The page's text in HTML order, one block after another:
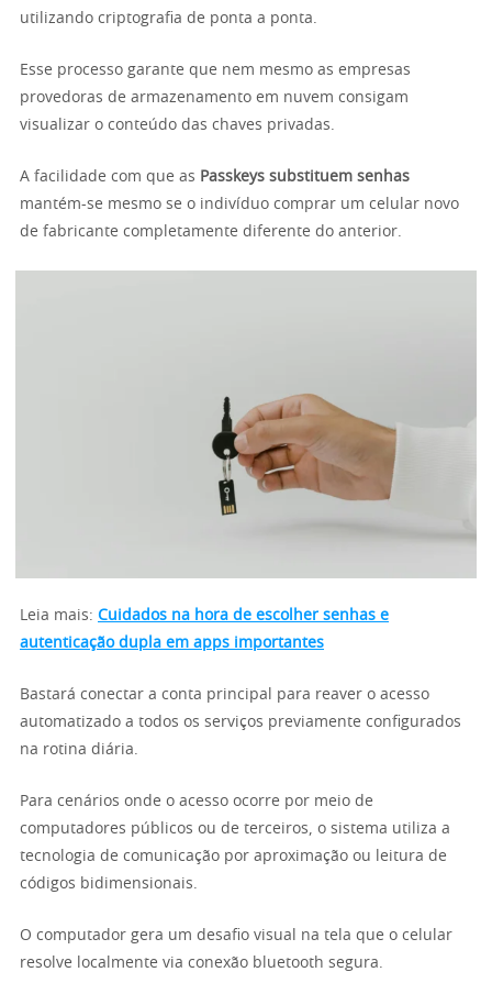
utilizando criptografia de ponta a ponta.
Esse processo garante que nem mesmo as empresas
provedoras de armazenamento em nuvem consigam
visualizar o conteúdo das chaves privadas.
A facilidade com que as Passkeys substituem senhas
mantém-se mesmo se o indivíduo comprar um celular novo
de fabricante completamente diferente do anterior.
Leia mais: Cuidados na hora de escolher senhas e
autenticação dupla em apps importantes
Bastará conectar a conta principal para reaver o acesso
automatizado a todos os serviços previamente configurados
na rotina diária.
Para cenários onde o acesso ocorre por meio de
computadores públicos ou de terceiros, o sistema utiliza a
tecnologia de comunicação por aproximação ou leitura de
códigos bidimensionais.
O computador gera um desafio visual na tela que o celular
resolve localmente via conexão bluetooth segura.